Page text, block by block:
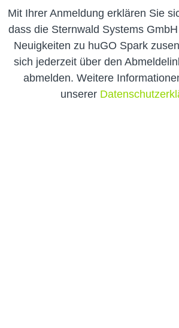
Mit Ihrer Anmeldung erklären Sie
dass die Sternwald Systems
Neuigkeiten zu huGO Spark
sich jederzeit über den
abmelden. Weitere
unserer